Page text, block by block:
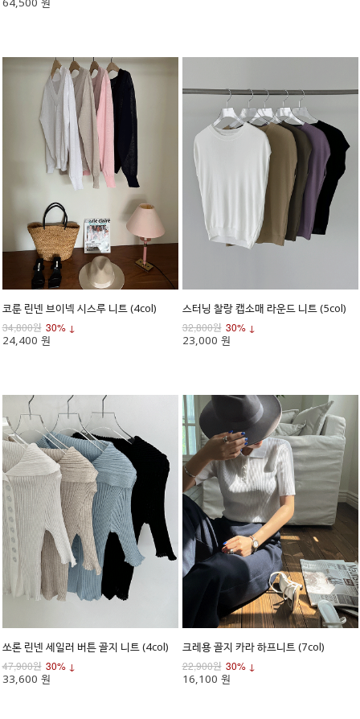
코룬 린넨 브이넥 시스루 니트 (4col)
34,800원 30% ↓
24,400 원
스터닝 찰랑 캡소매 라운드 니트 (5col)
32,800원 30% ↓
23,000 원
쏘론 린넨 세일러 버튼 골지 니트 (4col)
47,900원 30% ↓
33,600 원
크레용 골지 카라 하프니트 (7col)
22,900원 30% ↓
16,100 원